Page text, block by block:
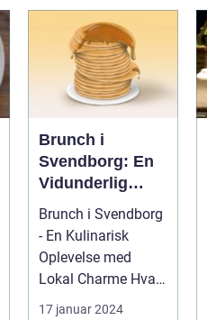
brunch i Køb...
Brunch i
Svendborg: En
Vidunderlig
Oplevelse for
Eventyrrejsende
og Backpackere
Brunch i Svendborg
- En Kulinarisk
Oplevelse med
Lokal Charme Hvad
17 januar 2024